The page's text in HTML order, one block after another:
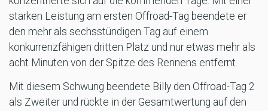
starken Leistung am ersten Offroad-Tag beendete er
den mehr als sechsstündigen Tag auf einem
konkurrenzfähigen dritten Platz und nur etwas mehr als
acht Minuten von der Spitze des Rennens entfernt.
Mit diesem Schwung beendete Billy den Offroad-Tag 2
als Zweiter und rückte in der Gesamtwertung auf den